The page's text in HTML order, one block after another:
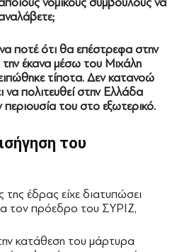
ποτέ ότι θα επέστρεφα στην
έκανα μέσω του Μιχάλη
τίποτα. Δεν κατανοώ
να πολιτευθεί στην Ελλάδα
περιουσία του στο εξωτερικό.
του
έδρας είχε διατυπώσει
τον πρόεδρο του ΣΥΡΙΖ,
κατάθεση του μάρτυρα